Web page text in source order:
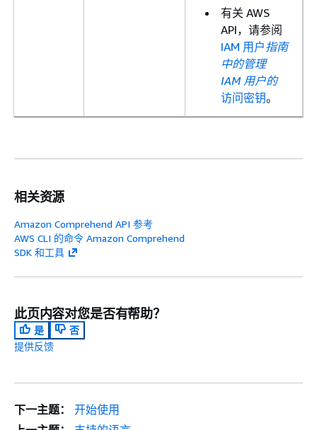
有关 AWS
API，请参阅
IAM 用户指南
中的管理
IAM 用户的
访问密钥。
相关资源
Amazon Comprehend API 参考
AWS CLI 的命令 Amazon Comprehend
SDK 和工具
此页内容对您是否有帮助？
是
否
提供反馈
下一主题：
开始使用